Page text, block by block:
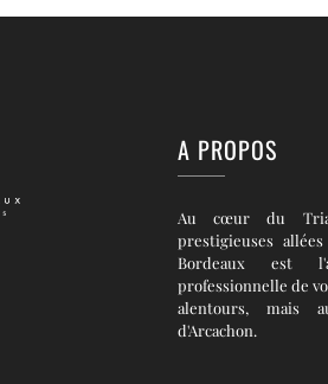
A PROPOS
Au cœur du
prestigieuses
Bordeaux est
professionnelle de
alentours, mais
d'Arcachon.